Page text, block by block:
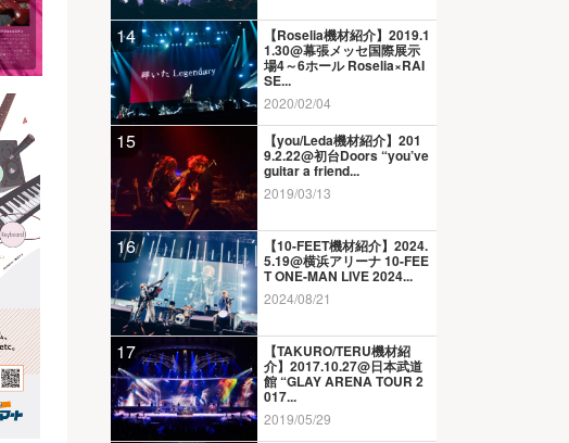
14 【Roselia機材紹介】2019.1
1.30@幕張メッセ国際展示
場4～6ホール Roselia×RAI
SE...
2020/02/04
15 【you/Leda機材紹介】201
9.2.22@初台Doors “you’ve
guitar a friend...
2019/03/13
16 【10-FEET機材紹介】2024.
5.19@横浜アリーナ 10-FEE
T ONE-MAN LIVE 2024...
2024/08/21
17 【TAKURO/TERU機材紹
介】2017.10.27@日本武道
館 “GLAY ARENA TOUR 2
017...
2019/05/29